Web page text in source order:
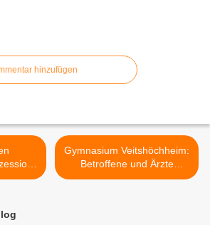
hinzufügen
Altort
Gymnasium Veitshöchheim:
Betroffene und Ärzte
diskutieren am 24. Juni